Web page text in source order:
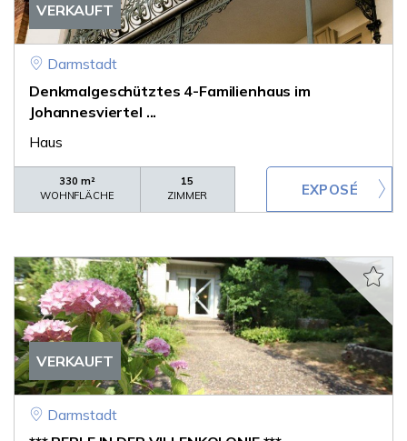
VERKAUFT
Darmstadt
Denkmalgeschütztes 4-Familienhaus im
Johannesviertel ...
Haus
330 m²
WOHNFLÄCHE
15
ZIMMER
VERKAUFT
Darmstadt